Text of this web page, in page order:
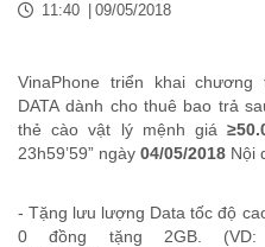
11:40 09/05/2018
VinaPhone triển khai chương
DATA dành cho thuê bao trả
thẻ cào vật lý mệnh giá
23h59’59” ngày 04/05/2018 Nội
-Tặng lưu lượng Datatốc độ
0đồng tặng 2GB. (VD: